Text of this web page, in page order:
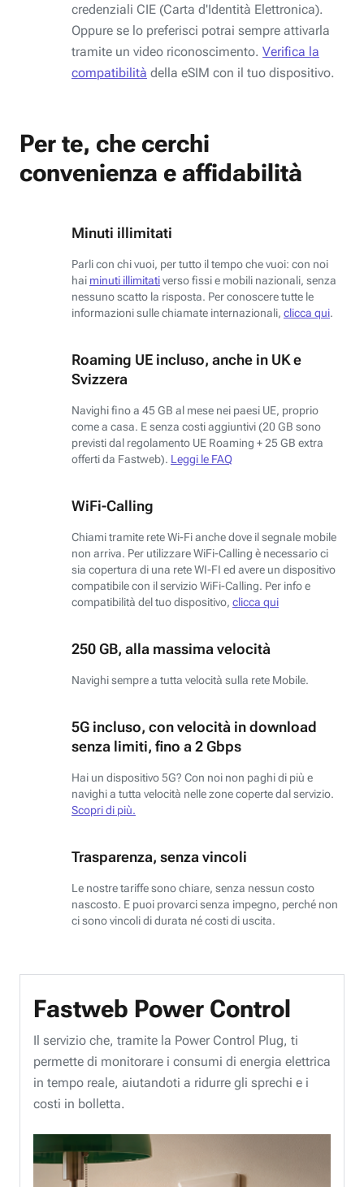
credenziali CIE (Carta d'Identità Elettronica).
Oppure se lo preferisci potrai sempre attivarla
tramite un video riconoscimento. Verifica la
compatibilità della eSIM con il tuo dispositivo.
Per te, che cerchi
convenienza e affidabilità
Minuti illimitati
Parli con chi vuoi, per tutto il tempo che vuoi: con noi
hai minuti illimitativerso fissi e mobili nazionali, senza
nessuno scatto la risposta. Per conoscere tutte le
informazioni sulle chiamate internazionali, clicca qui.
Roaming UE incluso, anche in UK e
Svizzera
Navighi fino a 45 GB al mese nei paesi UE, proprio
come a casa. E senza costi aggiuntivi (20 GB sono
previsti dal regolamento UE Roaming + 25 GB extra
offerti da Fastweb). Leggi le FAQ
WiFi-Calling
Chiami tramite rete Wi-Fi anche dove il segnale mobile
non arriva. Per utilizzare WiFi-Calling è necessario ci
sia copertura di una rete WI-FI ed avere un dispositivo
compatibile con il servizio WiFi-Calling. Per info e
compatibilità del tuo dispositivo, clicca qui
250 GB, alla massima velocità
Navighi sempre a tutta velocità sulla rete Mobile.
5G incluso, con velocità in download
senza limiti, fino a 2 Gbps
Hai un dispositivo 5G? Con noi non paghi di più e
navighi a tutta velocità nelle zone coperte dal servizio.
Scopri di più.
Trasparenza, senza vincoli
Le nostre tariffe sono chiare, senza nessun costo
nascosto. E puoi provarci senza impegno, perché non
ci sono vincoli di durata né costi di uscita.
Fastweb Power Control
Il servizio che, tramite la Power Control Plug, ti
permette di monitorare i consumi di energia elettrica
in tempo reale, aiutandoti a ridurre gli sprechi e i
costi in bolletta.